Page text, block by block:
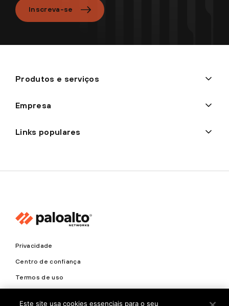
Inscreva-se
Produtos e serviços
Empresa
Links populares
Privacidade
Centro de confiança
Termos de uso
Este site usa cookies essenciais para o seu